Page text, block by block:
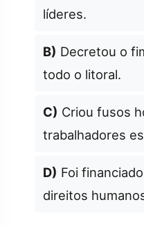
líderes.
B) Decretou o
todo o litoral.
C) Criou fusos
trabalhadores
D) Foi
direitos